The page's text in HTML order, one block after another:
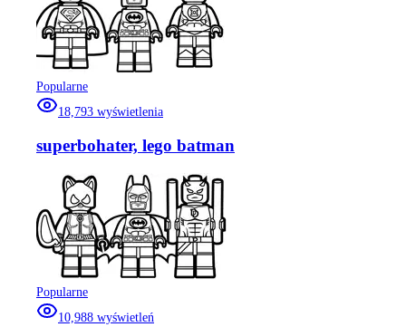
Popularne
18,793 wyświetlenia
superbohater, lego batman
Popularne
10,988 wyświetleń